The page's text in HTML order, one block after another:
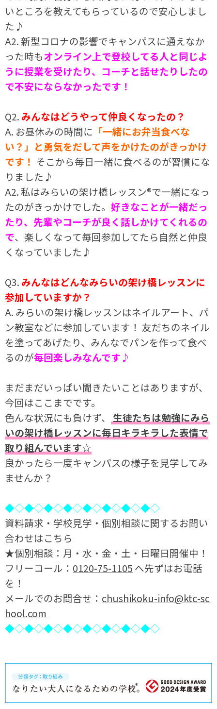
いところを教えてもらっているので安心しまし
た♪
A2. 新型コロナの影響でキャンパスに通えなか
った時もオンライン上で登校してる人と同じよ
うに授業を受けたり、コーチと話せたりしたの
で不安にならなかったです！
Q2. みんなはどうやって仲良くなったの？
A. お昼休みの時間に 「一緒にお弁当食べな
い？」と勇気をだして声をかけたのがきっかけ
です！ そこから毎日一緒に食べるのが習慣にな
りました♪
A2. 私はみらいの架け橋レッスン®で一緒になっ
たのがきっかけでした。好きなことが一緒だっ
たり、先輩やコーチが良く話しかけてくれるの
で、楽しくなって毎回参加してたら自然と仲良
くなっていました♪
Q3. みんなはどんなみらいの架け橋レッスンに
参加していますか？
A. みらいの架け橋レッスンはネイルアート、パ
ン教室などに参加しています！ 友だちのネイル
を塗ってあげたり、みんなでパンを作って食べ
るのが毎回楽しみなんです♪
まだまだいっぱい聞きたいことはありますが、
今回はここまでです。
色んな状況にも負けず、 生徒たちは勉強にみら
いの架け橋レッスンに毎日キラキラした表情で
取り組んでいます☆
良かったら一度キャンパスの様子を見学してみ
ませんか？
◆◇◆◇◆◇◆◇◆◇◆◇◆◇◆◇
資料請求・学校見学・個別相談に関するお問い
合わせはこちら
★個別相談：月・水・金・土・日曜日開催中！
フリーコール： 0120-75-1105 へ先ずはお電話
を！
メールでのお問合せ： chushikoku-info@ktc-sc
hool.com
◆◇◆◇◆◇◆◇◆◇◆◇◆◇◆◇